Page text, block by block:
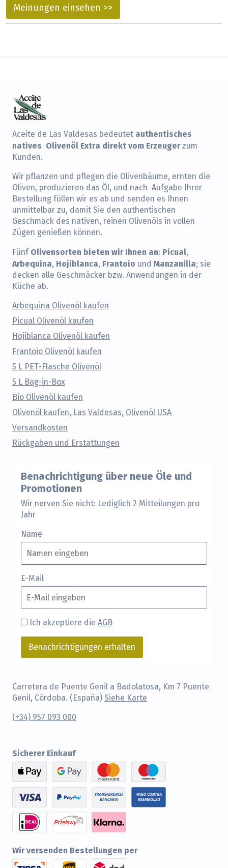
Meinungen einsehen >>
Aceite de Las Valdesas bedeutet authentisches
natives Olivenöl Extra direkt vom Erzeugerzum
Kunden.
Wir pflanzen und pflegen die Olivenbäume, ernten die
Oliven, produzieren das Öl, und nach Aufgabe Ihrer
Bestellung füllen wir es ab und senden es Ihnen
unmittelbar zu, damit Sie den authentischen
Geschmack des nativen, reinen Olivenöls in vollen
Zügen genießen können.
FünfOlivensorten bieten wir Ihnen an: Picual,
Arbequina, Hojiblanca, Frantoio und Manzanilla; sie
decken alle Geschmäcker bzw. Anwendungen in der
Küche ab.
Arbequina Olivenöl kaufen
Picual Olivenöl kaufen
Hojiblanca Olivenöl kaufen
Frantoio Olivenöl kaufen
5 L PET-Flasche Olivenöl
5 L Bag-in-Box
Bio Olivenöl kaufen
Olivenöl kaufen, Las Valdesas, Olivenöl USA
Versandkosten
Rückgaben und Erstattungen
Benachrichtigung über neue Öle und
Promotionen
Wir nerven Sie nicht: Lediglich 2 Mitteilungen pro
Jahr
Name
E-Mail
Ich akzeptiere die AGB
Carretera de Puente Genil a Badolatosa, Km 7 Puente
Genil, Córdoba. (España)Siehe Karte
(+34) 957 093 000
Sicherer Einkauf
Wir versenden Bestellungen per